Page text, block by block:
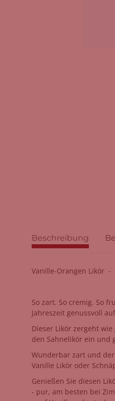
Beschreibung
Vanille-Orangen Likör -
So zart. So cremig. So
Jahreszeit genussvoll
Dieser Likör zergeht
den Sahnelikör ein und
Wunderbar zart und
Vanille Likör oder
Genießen Sie diesen
- pur, am besten bei